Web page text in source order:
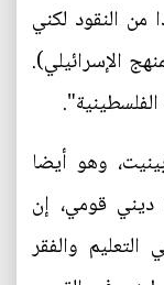
النقود لكني
الإسرائيلي).
وهو أيضا
قومي، إن
والفقر